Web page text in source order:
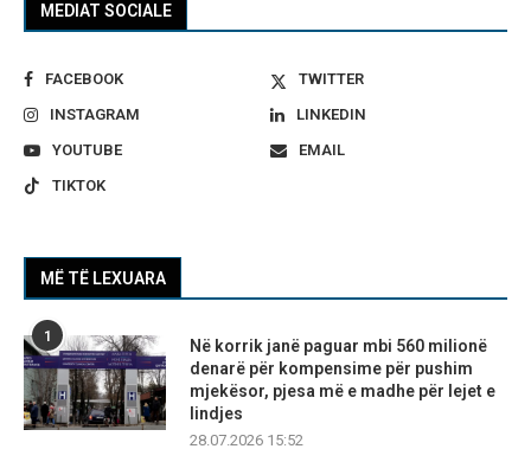
MEDIAT SOCIALE
FACEBOOK
TWITTER
INSTAGRAM
LINKEDIN
YOUTUBE
EMAIL
TIKTOK
MË TË LEXUARA
1
Në korrik janë paguar mbi 560 milionë
denarë për kompensime për pushim
mjekësor, pjesa më e madhe për lejet e
lindjes
28.07.2026 15:52